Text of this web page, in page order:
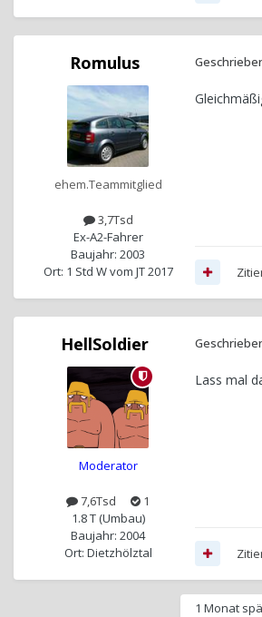
Romulus
ehem.Teammitglied
3,7Tsd
Ex-A2-Fahrer
Baujahr: 2003
Ort: 1 Std W vom JT 2017
HellSoldier
Moderator
7,6Tsd
1
1.8 T (Umbau)
Baujahr: 2004
Ort: Dietzhölztal
Lass mal
1 Monat